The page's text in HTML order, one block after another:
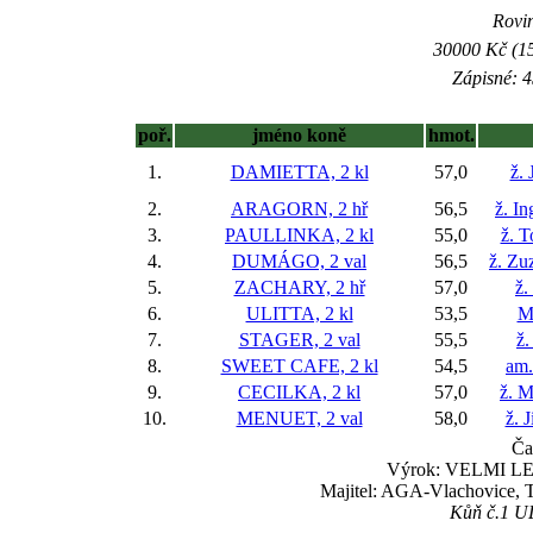
30000 Kč
Zápisné:
poř. jméno koně
hmot.
1.
DAMIETTA, 2 kl 57,0
ž.
2.
ARAGORN, 2 hř 56,5
ž.
3.
PAULLINKA, 2 kl 55,0
ž.
4.
DUMÁGO, 2 val 56,5
ž.
5.
ZACHARY, 2 hř 57,0
ž.
6.
ULITTA, 2 kl 53,5
7.
STAGER, 2 val 55,5
ž.
8.
SWEET CAFE, 2 kl 54,5
9.
CECILKA, 2 kl 57,0
ž.
10.
MENUET, 2 val 58,0
ž.
Výrok: VELMI
Majitel: AGA-Vlachovice,
Kůň č.1